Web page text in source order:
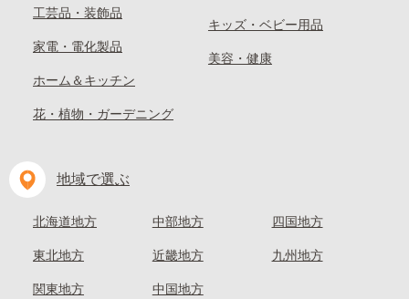
工芸品・装飾品
家電・電化製品
ホーム＆キッチン
花・植物・ガーデニング
キッズ・ベビー用品
美容・健康
地域で選ぶ
北海道地方
東北地方
関東地方
中部地方
近畿地方
中国地方
四国地方
九州地方